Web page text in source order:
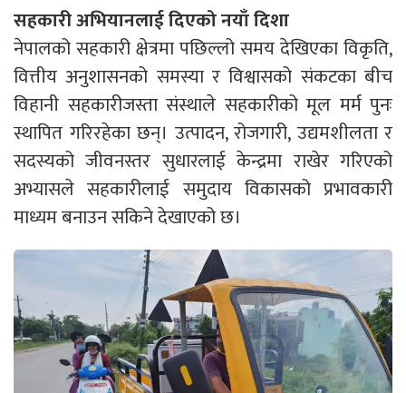
सहकारी अभियानलाई दिएको नयाँ दिशा
नेपालको सहकारी क्षेत्रमा पछिल्लो समय देखिएका विकृति,
वित्तीय अनुशासनको समस्या र विश्वासको संकटका बीच
विहानी सहकारीजस्ता संस्थाले सहकारीको मूल मर्म पुनः
स्थापित गरिरहेका छन्। उत्पादन, रोजगारी, उद्यमशीलता र
सदस्यको जीवनस्तर सुधारलाई केन्द्रमा राखेर गरिएको
अभ्यासले सहकारीलाई समुदाय विकासको प्रभावकारी
माध्यम बनाउन सकिने देखाएको छ।